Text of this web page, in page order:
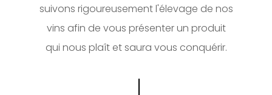
suivons rigoureusement l'élevage de nos
vins afin de vous présenter un produit
qui nous plaît et saura vous conquérir.